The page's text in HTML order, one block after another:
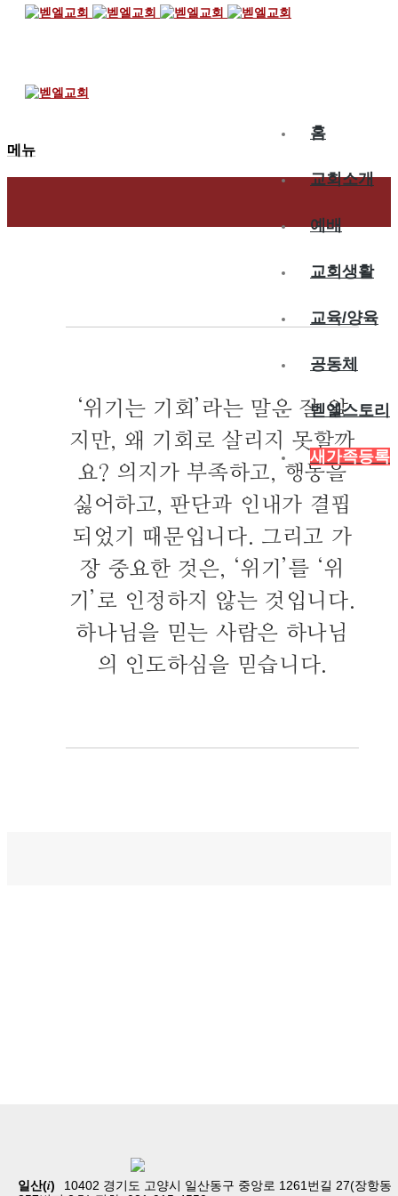
홈
교회소개
예배
교회생활
교육/양육
공동체
벧엘스토리
새가족등록
메뉴
‘위기는 기회 ’ 라는 말은 잘 알
지만, 왜 기회로 살리지 못할까
요? 의지가 부족하고, 행동을
싫어하고, 판단과 인내가 결핍
되었기 때문입니다. 그리고 가
장 중요한 것은, ‘위기 ’ 를 ‘위
기 ’ 로 인정하지 않는 것입니다.
하나님을 믿는 사람은 하나님
의 인도하심을 믿습니다.
일산(i)
10402 경기도 고양시 일산동구 중앙로 1261번길 27(장항동
교회생활